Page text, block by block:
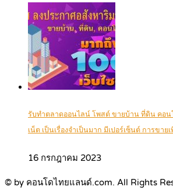
รับทำตลาดออนไลน์ โพสต์ ขายบ้าน ที่ดิน คอน
เน็ต เป็นเรื่องจำเป็นมาก มีเปอร์เซ็นต์ การขาย
16 กรกฎาคม 2023
© by คอนโดไทยแลนด์.com. All Rights